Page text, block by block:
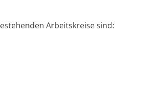
Arbeitskreise sind: